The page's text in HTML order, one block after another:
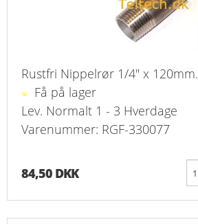
Rustfri Nippelrør 1/4" x 120mm.
Få på lager
Lev. Normalt 1 - 3 Hverdage
Varenummer: RGF-330077
84,50 DKK